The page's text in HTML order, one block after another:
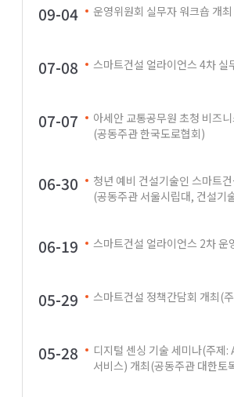
09-04 운영위원회 실무자 워크숍 개최
07-08 스마트건설 얼라이언스 4차 실
07-07
아세안 교통공무원 초청 비즈
(공동주관 한국도로협회)
06-30
청년 예비 건설기술인 스마트
(공동주관 서울시립대, 건설기
06-19 스마트건설 얼라이언스 2차 운
05-29 스마트건설 정책간담회 개최(
05-28
디지털 센싱 기술 세미나(주제
서비스) 개최(공동주관 대한토